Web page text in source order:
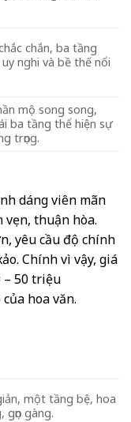
chắn, ba tầng
nghi và bề thế nổi
mộ song song,
ba tầng thể hiện sự
trọng.
dáng viên mãn
thuận hòa.
yêu cầu độ chính
Chính vì vậy, giá
50 triệu
hoa văn.
một tầng bệ, hoa
gọn gàng.